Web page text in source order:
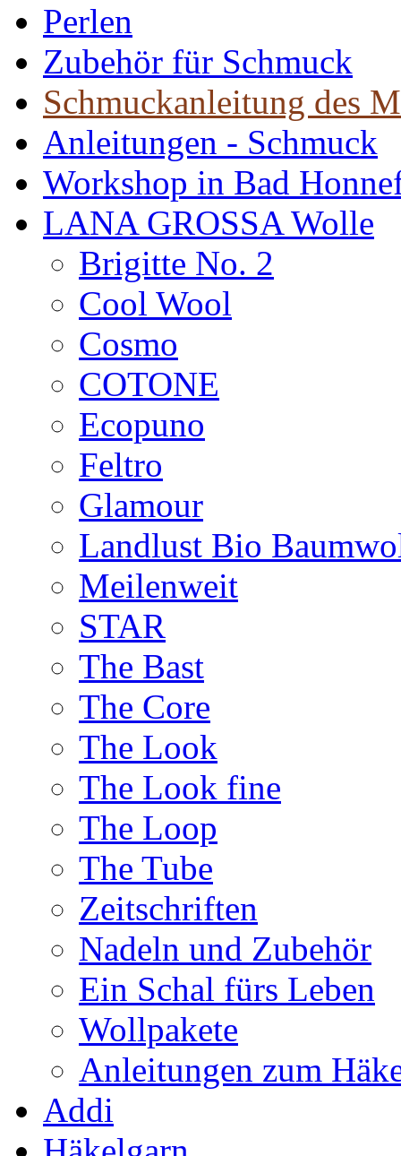
Perlen
Zubehör für Schmuck
Schmuckanleitung des
Anleitungen - Schmuck
Workshop in Bad
LANA GROSSA Wolle
Brigitte No. 2
Cool Wool
Cosmo
COTONE
Ecopuno
Feltro
Glamour
Landlust Bio
Meilenweit
STAR
The Bast
The Core
The Look
The Look fine
The Loop
The Tube
Zeitschriften
Nadeln und Zubehör
Ein Schal fürs Leben
Wollpakete
Anleitungen zum
Addi